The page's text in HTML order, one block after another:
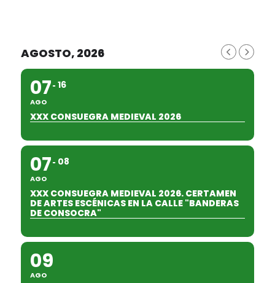
AGOSTO, 2026
07
AGO
16
XXX CONSUEGRA MEDIEVAL 2026
07
AGO
08
XXX CONSUEGRA MEDIEVAL 2026. CERTAMEN
DE ARTES ESCÉNICAS EN LA CALLE "BANDERAS
DE CONSOCRA"
09
AGO